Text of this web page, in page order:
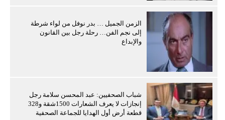
الزمن الجميل … بدر نوفل من لواء شرطة
إلى نجم الفن… رحلة رجل بين القانون
والإبداع
شباب الصحفيين: عبد المحسن سلامة رجل
إنجازات لا يعرف الشعارات 1500شقة و328
قطعة أرض أول الهدايا للجماعة الصحفية